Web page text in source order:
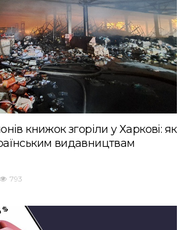
книжок згоріли у Харкові: як
видавництвам
793